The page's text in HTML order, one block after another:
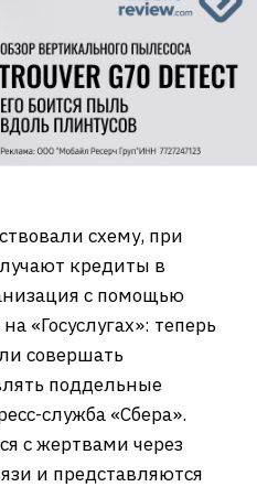
схему, при
кредиты в
с помощью
«Госуслугах»: теперь
совершать
поддельные
служба «Сбера».
с жертвами через
и представляются